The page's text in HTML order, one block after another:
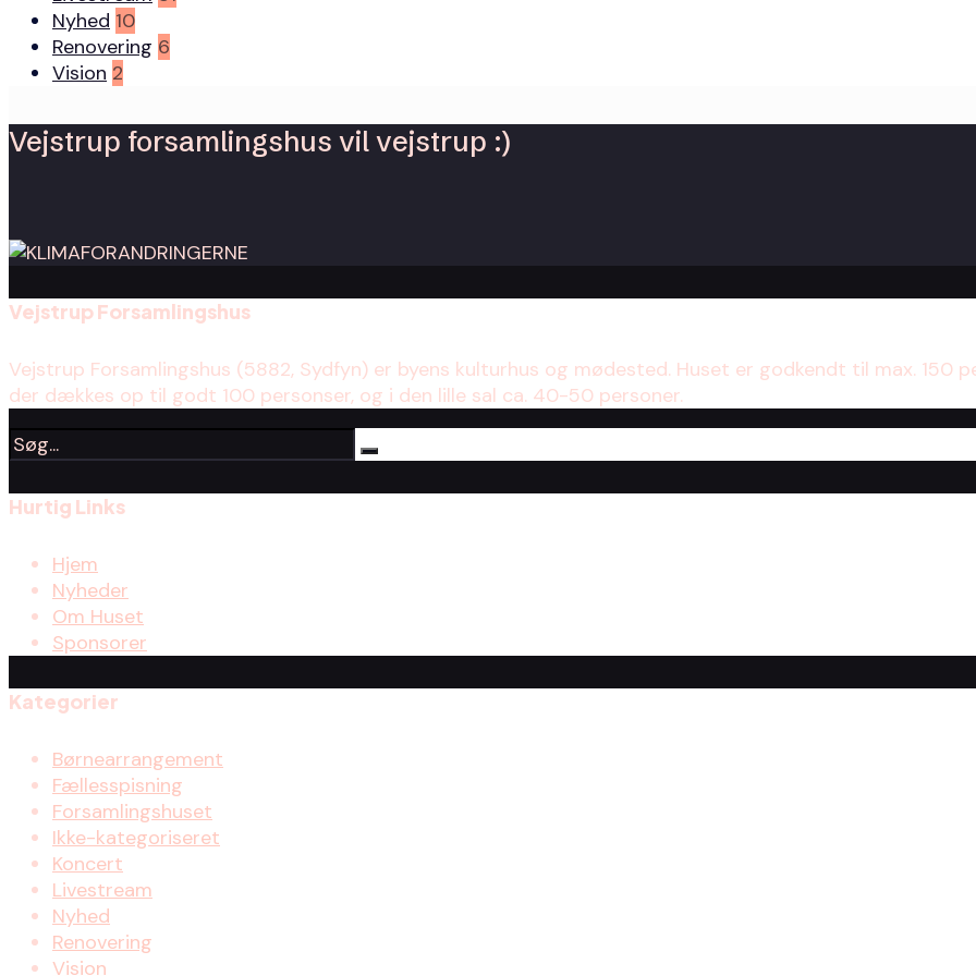
Nyhed 10
Renovering 6
Vision 2
Vejstrup forsamlingshus vil vejstrup :)
Vejstrup Forsamlingshus
Vejstrup Forsamlingshus (5882, Sydfyn) er byens kulturhus og mødested. Huset er godkendt til max. 150
der dækkes op til godt 100 personser, og i den lille sal ca. 40-50 personer.
Hurtig Links
Hjem
Nyheder
Om Huset
Sponsorer
Kategorier
Børnearrangement
Fællesspisning
Forsamlingshuset
Ikke-kategoriseret
Koncert
Livestream
Nyhed
Renovering
Vision